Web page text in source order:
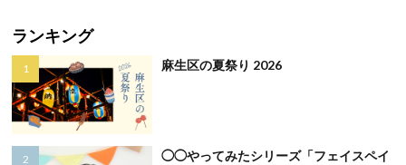
ランキング
麻生区の夏祭り 2026
◯◯やってみたシリーズ「フェイスペイ